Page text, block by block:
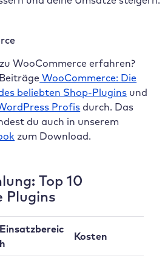
WooCommerce erfahren?
WooCommerce: Die
beliebten Shop-Plugins und
Profis durch. Das
du auch in unserem
zum Download.
Top 10
Plugins
Einsatzbereic
h
Kosten